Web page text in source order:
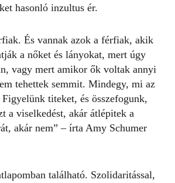
hasonló inzultus ér.
És vannak azok a férfiak, akik
a nőket és lányokat, mert úgy
vagy mert amikor ők voltak annyi
tehettek semmit. Mindegy, mi az
titeket, és összefogunk,
a viselkedést, akár átlépitek a
akár nem” – írta Amy Schumer
található. Szolidaritással,